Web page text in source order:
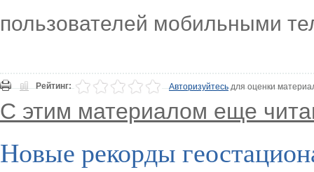
пользователей мобильными
Рейтинг: Авторизуйтесьдля оценки
С этим материалом еще
Новые рекорды